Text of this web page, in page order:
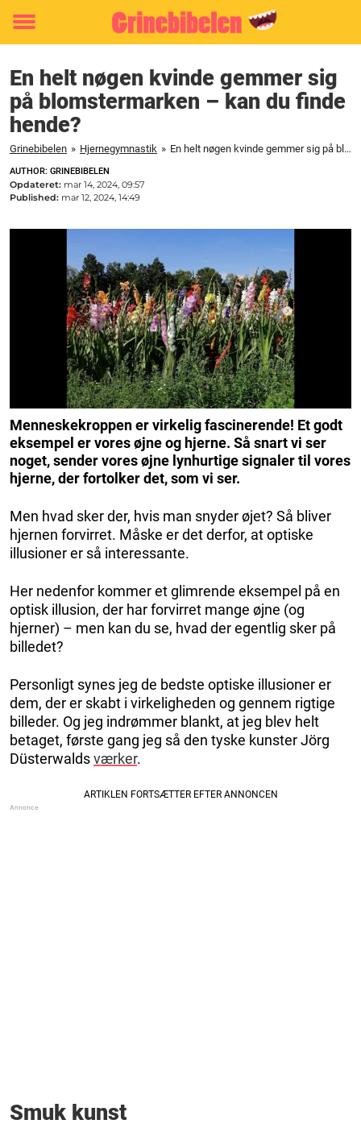
Toggle
En helt nøgen kvinde gemmer sig
på blomstermarken – kan du finde
hende?
Grinebibelen » Hjernegymnastik » En helt nøgen kvinde gemmer sig på blomstermarken - kan du finde hende?
AUTHOR: GRINEBIBELEN
Opdateret: mar 14, 2024, 09:57
Published: mar 12, 2024, 14:49
Menneskekroppen er virkelig fascinerende! Et godt
eksempel er vores øjne og hjerne. Så snart vi ser
noget, sender vores øjne lynhurtige signaler til vores
hjerne, der fortolker det, som vi ser.
Men hvad sker der, hvis man snyder øjet? Så bliver
hjernen forvirret. Måske er det derfor, at optiske
illusioner er så interessante.
Her nedenfor kommer et glimrende eksempel på en
optisk illusion, der har forvirret mange øjne (og
hjerner) – men kan du se, hvad der egentlig sker på
billedet?
Personligt synes jeg de bedste optiske illusioner er
dem, der er skabt i virkeligheden og gennem rigtige
billeder. Og jeg indrømmer blankt, at jeg blev helt
betaget, første gang jeg så den tyske kunster Jörg
Düsterwaldsværker.
Smuk kunst